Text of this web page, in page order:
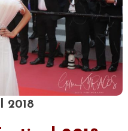
2018